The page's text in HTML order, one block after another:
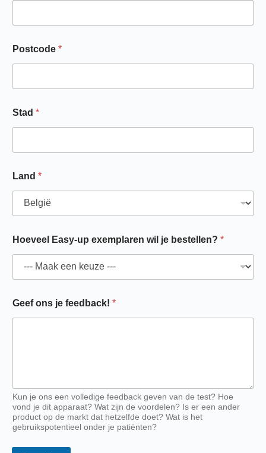
Postcode *
Stad *
Land *
Hoeveel Easy-up exemplaren wil je bestellen? *
Geef ons je feedback! *
Kun je ons een volledige feedback geven van de test? Hoe
vond je dit apparaat? Wat zijn de voordelen? Is er een ander
product op de markt dat hetzelfde doet? Wat is het
gebruikspotentieel onder je patiënten?